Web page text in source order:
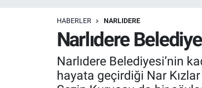
HABERLER NARLIDERE
Narlıdere
Narlıdere Belediyesi’nin
hayata geçirdiği Nar